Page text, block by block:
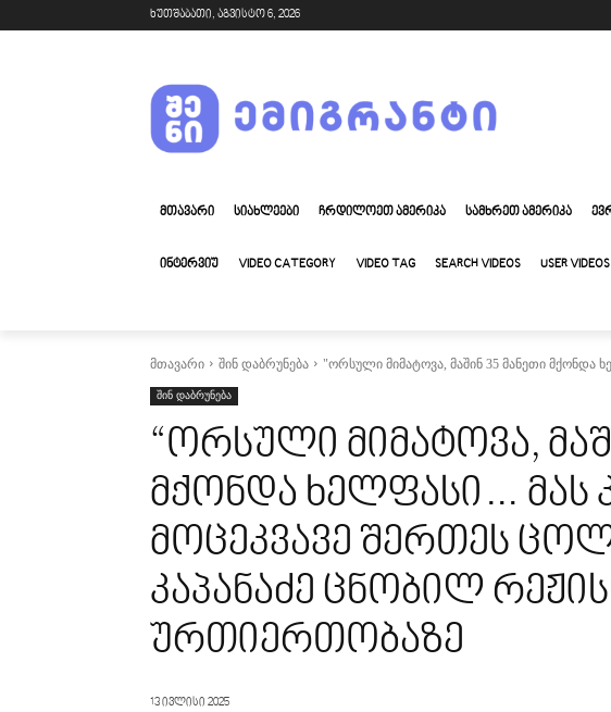
ხუთშაბათი, აგვისტო 6, 2026
ᲛᲗᲐᲕᲐᲠᲘ ᲡᲘᲐᲮᲚᲔᲔᲑᲘ ᲩᲠᲓᲘᲚᲝᲔᲗ ᲐᲛᲔᲠᲘᲙᲐ ᲡᲐᲛᲮᲠᲔᲗ ᲐᲛᲔᲠᲘᲙᲐ
ᲘᲜᲢᲔᲠᲕᲘᲣ VIDEO CATEGORY VIDEO TAG SEARCH VIDEOS USER VIDEOS
მთავარი შინ დაბრუნება "ორსული მიმატოვა, მაშინ 35 მანეთი მქონდა
შინ დაბრუნება
“ორსული მიმატოვა,
მქონდა ხელფასი… მას
მოცეკვავე შერთეს
კაპანაძე ცნობილ
ურთიერთობაზე
13 ივლისი 2025